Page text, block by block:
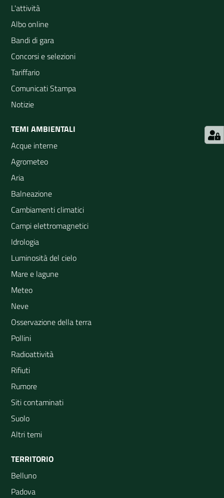
L'attività
Albo online
Bandi di gara
Concorsi e selezioni
Tariffario
Comunicati Stampa
Notizie
TEMI AMBIENTALI
Acque interne
Agrometeo
Aria
Balneazione
Cambiamenti climatici
Campi elettromagnetici
Idrologia
Luminosità del cielo
Mare e lagune
Meteo
Neve
Osservazione della terra
Pollini
Radioattività
Rifiuti
Rumore
Siti contaminati
Suolo
Altri temi
TERRITORIO
Belluno
Padova